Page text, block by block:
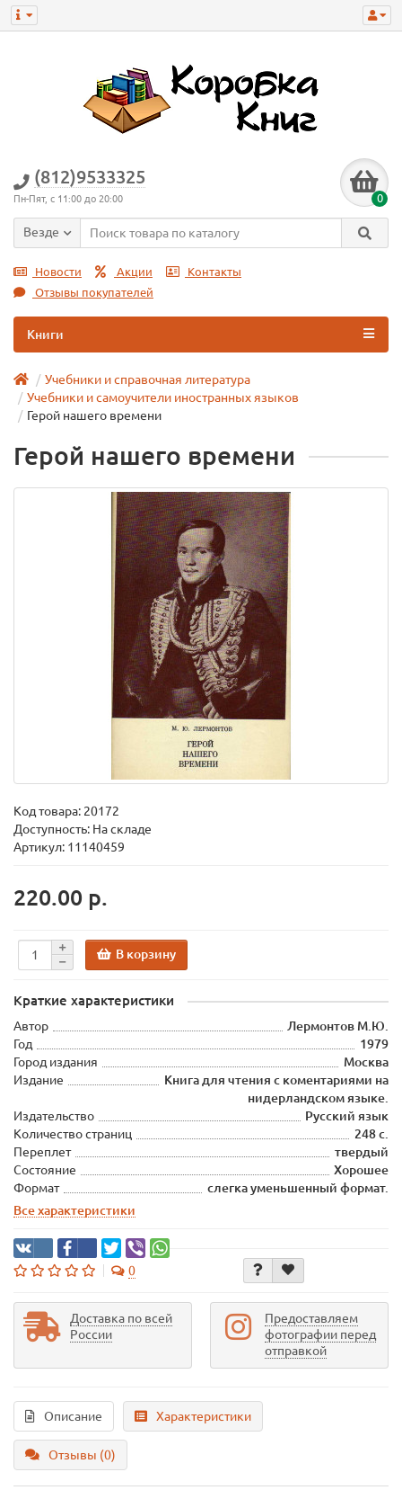
(812)9533325
Пн-Пят, с 11:00 до 20:00 0
Везде
Новости Акции
Контакты
Отзывы покупателей
Книги
Учебники и справочная литература
Учебники и самоучители иностранных языков
Герой нашего времени
Герой нашего времени
Код товара: 20172
Доступность: На складе
Артикул: 11140459
220.00 р.
В корзину
Краткие характеристики
Автор
Лермонтов М.Ю.
Год
1979
Город издания
Москва
Издание
Книга для чтения с коментариями на
нидерландском языке.
Издательство
Русский язык
Количество страниц
248 с.
Переплет
твердый
Состояние
Хорошее
Формат
слегка уменьшенный формат.
Все характеристики
0
Доставка по всей
России
Предоставляем
фотографии перед
отправкой
Описание Характеристики
Отзывы (0)